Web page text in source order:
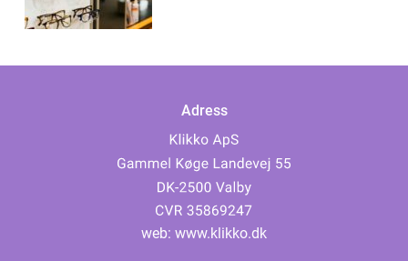
Adress
web: www.klikko.dk